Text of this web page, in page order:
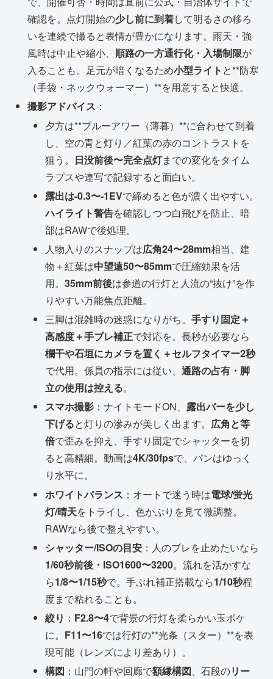
確認を。点灯開始の少し前に到着して明るさの移ろ
いを連続で撮ると表情が豊かになります。雨天・強
風時は中止や縮小、 順路の一方通行化・入場制限が
入ることも。足元が暗くなるため小型ライト と**防寒
（手袋・ネックウォーマー）**を用意すると快適。
撮影アドバイス ：
夕方は**ブルーアワー（薄暮）**に合わせて到着
し、空の青と灯り／紅葉の赤のコントラストを
狙う。 日没前後〜完全点灯までの変化をタイム
ラプスや連写で記録すると面白い。
露出は-0.3〜-1EVで締めると色が濃く出やすい。
ハイライト警告を確認しつつ白飛びを防止、暗
部はRAWで後処理。
人物入りのスナップは広角24〜28mm相当、建
物＋紅葉は中望遠50〜85mmで圧縮効果を活
用。35mm前後は参道の行灯と人流の“抜け”を作
りやすい万能焦点距離。
三脚は混雑時の迷惑になりがち。手すり固定＋
高感度＋手ブレ補正で対応を。長秒が必要なら
欄干や石垣にカメラを置く＋セルフタイマー2秒
で代用。係員の指示には従い、通路の占有・脚
立の使用は控える。
スマホ撮影 ：ナイトモードON、 露出バーを少し
下げると灯りの滲みが美しく出ます。 広角と等
倍で歪みを抑え、手すり固定でシャッターを切
ると高精細。動画は4K/30fpsで、パンはゆっく
り水平に。
ホワイトバランス ：オートで迷う時は電球/蛍光
灯/晴天をトライし、色かぶりを見て微調整。
RAWなら後で整えやすい。
シャッター/ISOの目安 ：人のブレを止めたいなら
1/60秒前後・ISO1600〜3200。流れを活かすな
ら1/8〜1/15秒で。手ぶれ補正搭載なら1/10秒程
度まで粘れることも。
絞り ： F2.8〜4で背景の行灯を柔らかい玉ボケ
に。 F11〜16では行灯の**光条（スター）**を表
現可能（レンズにより差あり）。
構図 ：山門の軒や回廊で額縁構図、石段のリー